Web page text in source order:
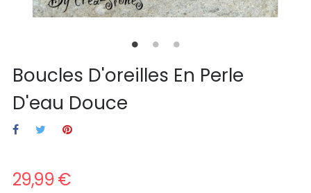
Boucles D'oreilles En Perle
D'eau Douce
29,99 €